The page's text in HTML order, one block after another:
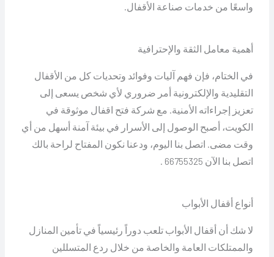
واسعًا من خدمات صناعة الأقفال.
أهمية معامل الثقة والإحترافية
في الختام، فإن فهم آليات وفوائد وتحديات كل من الأقفال
التقليدية والإلكترونية أمر ضروري لأي شخص يسعى إلى
تعزيز إجراءاته الأمنية. مع شركة فتح اقفال موثوقة في
الكويت، أصبح الوصول إلى الأسرار في بيئة آمنة أسهل من أي
وقت مضى. اتصل بنا اليوم، ودعنا نكون المفتاح لراحة بالك
اتصل بنا الآن 66755325 .
أنواع أقفال الأبواب
لا شك أن أقفال الأبواب تلعب دوراً رئيسياً في تأمين المنازل
والممتلكات العامة والخاصة من خلال ردع المتسللين